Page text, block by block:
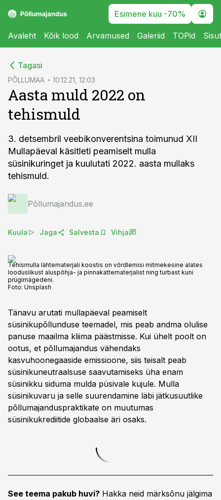
Esimene kuu -70%
Avaleht Kõik lood Arvamused Galeriid TOPid
Tagasi
PÕLLUMAA 10.12.21, 12:03
Aasta muld 2022 on
tehismuld
3. detsembril veebikonverentsina toimunud XII
Mullapäeval käsitleti peamiselt mulla
süsinikuringet ja kuulutati 2022. aasta mullaks
tehismuld.
Põllumajandus.ee
Kuula Jaga Salvesta Vihja
Tehismulla lähtematerjali koostis on võrdlemisi mitmekesine alates
looduslikust aluspõhja- ja pinnakattematerjalist ning turbast kuni
prügimägedeni.
Foto: Unsplash
Tänavu arutati mullapäeval peamiselt
süsinikupõllunduse teemadel, mis peab andma olulise
panuse maailma kliima päästmisse. Kui ühelt poolt on
ootus, et põllumajandus vähendaks
kasvuhoonegaaside emissioone, siis teisalt peab
süsinikuneutraalsuse saavutamiseks üha enam
süsinikku siduma mulda püsivale kujule. Mulla
süsinikuvaru ja selle suurendamine läbi jätkusuutlike
põllumajanduspraktikate on muutumas
süsinikukrediitide globaalse äri osaks.
See teema pakub huvi? Hakka neid märksõnu jälgima